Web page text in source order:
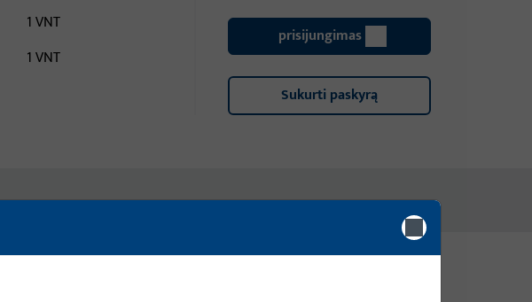
1 VNT
1 VNT
prisijungimas
Sukurti paskyrą